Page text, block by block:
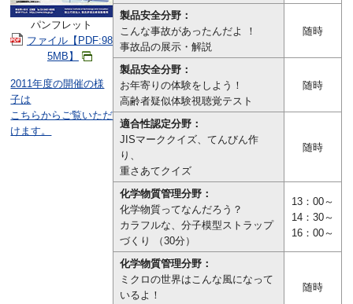
パンフレット
ファイル【PDF:98
5MB】
2011年度の開催の様
子は
こちらからご覧いただ
けます。
製品安全分野：
こんな事故があったんだよ ！
事故品の展示・解説
随時
製品安全分野：
お年寄りの体験をしよう！
高齢者疑似体験視聴覚テスト
随時
適合性認定分野：
JISマーククイズ、てんびん作
り、
重さあてクイズ
随時
化学物質管理分野：
化学物質ってなんだろう？
カラフルな、分子模型ストラップ
づくり （30分）
13：00～
14：30～
16：00～
化学物質管理分野：
ミクロの世界はこんな風になって
いるよ！
随時